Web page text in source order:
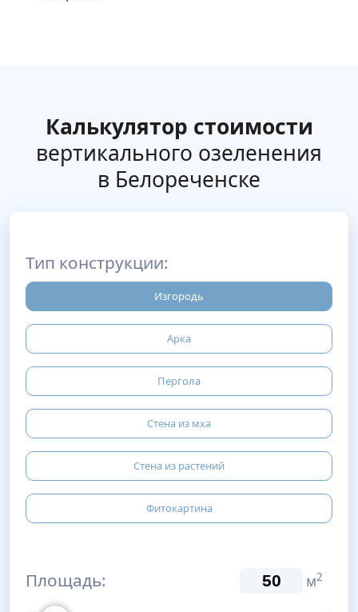
Калькулятор стоимости
вертикального озеленения
в Белореченске
Тип конструкции:
Изгородь
Арка
Пергола
Стена из мха
Стена из растений
Фитокартина
Площадь: м2